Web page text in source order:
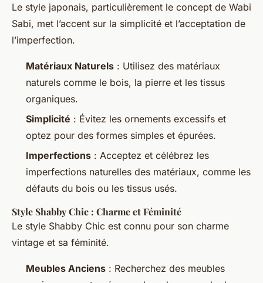
Le style japonais, particulièrement le concept de Wabi
Sabi, met l’accent sur la simplicité et l’acceptation de
l’imperfection.
Matériaux Naturels : Utilisez des matériaux
naturels comme le bois, la pierre et les tissus
organiques.
Simplicité : Évitez les ornements excessifs et
optez pour des formes simples et épurées.
Imperfections : Acceptez et célébrez les
imperfections naturelles des matériaux, comme les
défauts du bois ou les tissus usés.
Style Shabby Chic : Charme et Féminité
Le style Shabby Chic est connu pour son charme
vintage et sa féminité.
Meubles Anciens : Recherchez des meubles